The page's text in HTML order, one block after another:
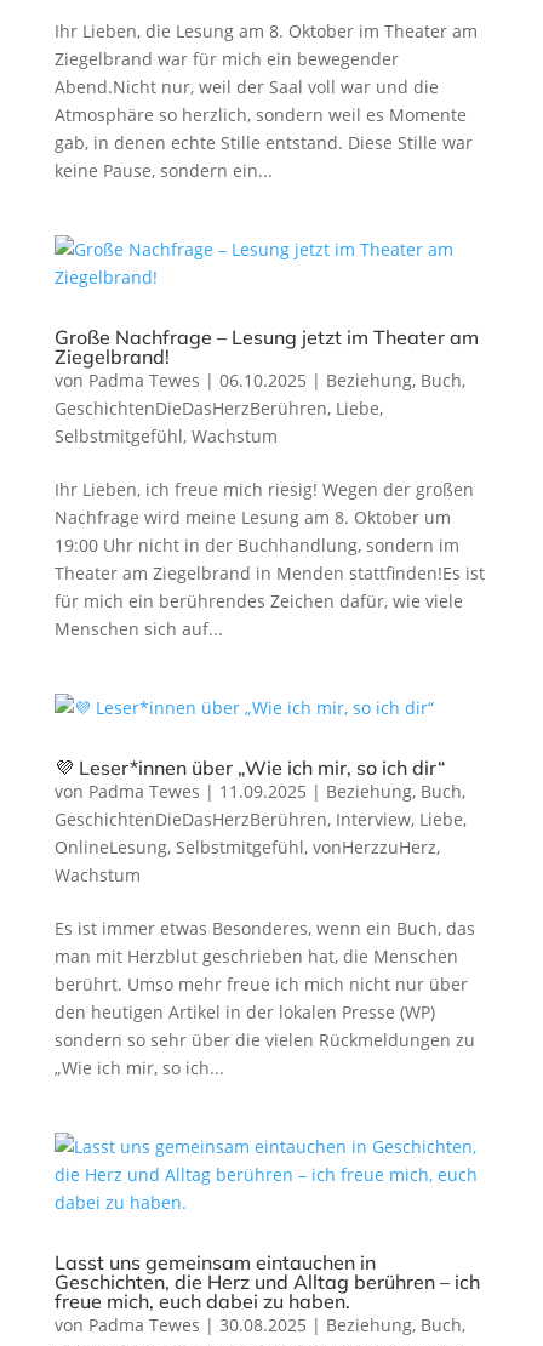
Ihr Lieben, die Lesung am 8. Oktober im Theater am
Ziegelbrand war für mich ein bewegender
Abend.Nicht nur, weil der Saal voll war und die
Atmosphäre so herzlich, sondern weil es Momente
gab, in denen echte Stille entstand. Diese Stille war
keine Pause, sondern ein...
Große Nachfrage – Lesung jetzt im Theater am
Ziegelbrand!
von Padma Tewes | 06.10.2025 | Beziehung, Buch,
GeschichtenDieDasHerzBerühren, Liebe,
Selbstmitgefühl, Wachstum
Ihr Lieben, ich freue mich riesig! Wegen der großen
Nachfrage wird meine Lesung am 8. Oktober um
19:00 Uhr nicht in der Buchhandlung, sondern im
Theater am Ziegelbrand in Menden stattfinden!Es ist
für mich ein berührendes Zeichen dafür, wie viele
Menschen sich auf...
💜 Leser*innen über „Wie ich mir, so ich dir“
von Padma Tewes | 11.09.2025 | Beziehung, Buch,
GeschichtenDieDasHerzBerühren, Interview, Liebe,
OnlineLesung, Selbstmitgefühl, vonHerzzuHerz,
Wachstum
Es ist immer etwas Besonderes, wenn ein Buch, das
man mit Herzblut geschrieben hat, die Menschen
berührt. Umso mehr freue ich mich nicht nur über
den heutigen Artikel in der lokalen Presse (WP)
sondern so sehr über die vielen Rückmeldungen zu
„Wie ich mir, so ich...
Lasst uns gemeinsam eintauchen in
Geschichten, die Herz und Alltag berühren – ich
freue mich, euch dabei zu haben.
von Padma Tewes | 30.08.2025 | Beziehung, Buch,